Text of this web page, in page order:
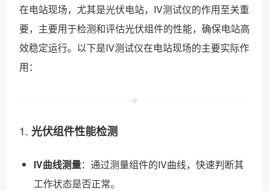
在电站现场，尤其是光伏电站，IV测试仪的作用至关重
要，主要用于检测和评估光伏组件的性能，确保电站高
效稳定运行。以下是IV测试仪在电站现场的主要实际作
用：
1. 光伏组件性能检测
IV曲线测量：通过测量组件的IV曲线，快速判断其
工作状态是否正常。